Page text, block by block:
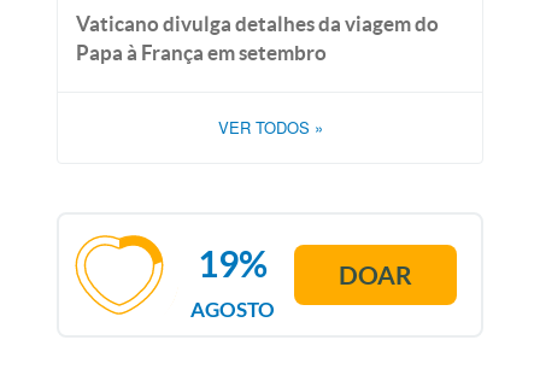
Vaticano divulga detalhes da viagem do
Papa à França em setembro
VER TODOS »
AGOSTO
19% DOAR